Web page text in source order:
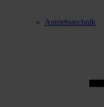
Antriebstechnik